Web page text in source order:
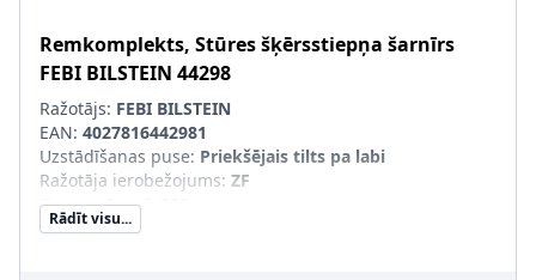
Remkomplekts, Stūres šķērsstiepņa šarnīrs
FEBI BILSTEIN 44298
Ražotājs: FEBI BILSTEIN
EAN: 4027816442981
Uzstādīšanas puse: Priekšējais tilts pa labi
Ražotāja ierobežojums: ZF
Garums [mm]
Masa [kg]:1,31
Rādīt visu...